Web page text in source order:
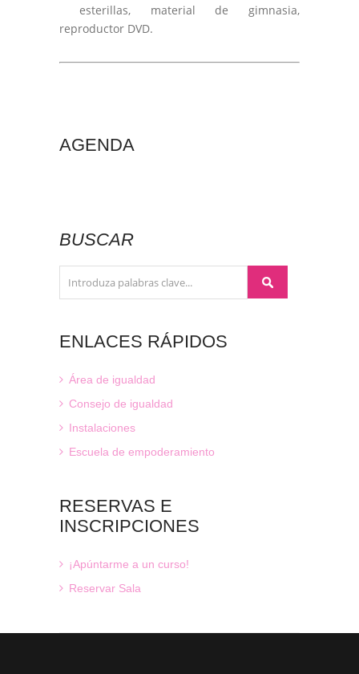
esterillas, material de gimnasia,
reproductor DVD.
AGENDA
BUSCAR
ENLACES RÁPIDOS
Área de igualdad
Consejo de igualdad
Instalaciones
Escuela de empoderamiento
RESERVAS E
INSCRIPCIONES
¡Apúntarme a un curso!
Reservar Sala